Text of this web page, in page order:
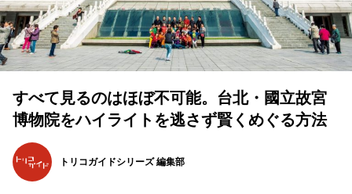
すべて見るのはほぼ不可能。台北・國立故宮
博物院をハイライトを逃さず賢くめぐる方法
トリコガイドシリーズ 編集部